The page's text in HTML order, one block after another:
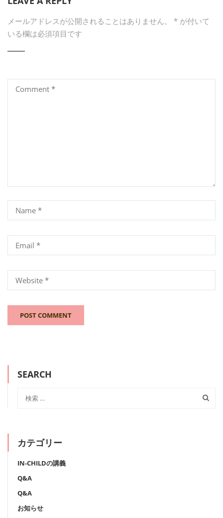
メールアドレスが公開されることはありません。 * が付いて
いる欄は必須項目です
SEARCH
カテゴリー
IN-CHILDの講義
Q&A
Q&A
お知らせ